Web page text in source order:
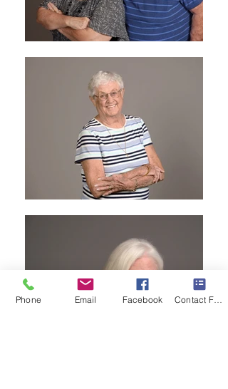
Phone Email Facebook Contact Form